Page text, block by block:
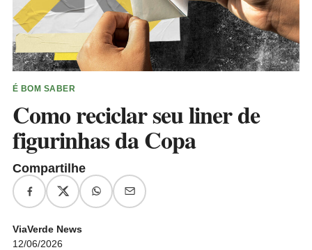
É BOM SABER
Como reciclar seu liner de
figurinhas da Copa
Compartilhe
ViaVerde News
12/06/2026